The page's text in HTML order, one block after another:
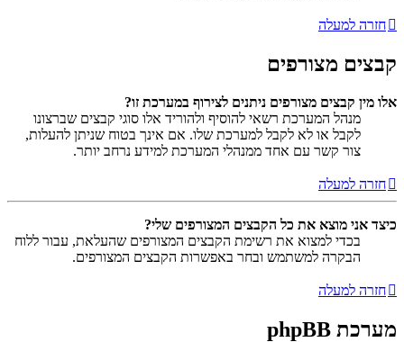
חזרה למעלה
קבצים מצורפים
אלו מין קבצים מצורפים ניתנים לצירוף במערכת זו?
מנהל המערכת רשאי להוסיף ולהוריד אלו סוגי קבצים שברצונו
לקבל או לא לקבל למערכת שלו. אם אינך בטוח שניתן להעלות,
צור קשר עם אחד ממנהלי המערכת למידע נרחב יותר.
חזרה למעלה
כיצד אני מוצא את כל הקבצים המצורפים שלי?
בכדי למצוא את רשימת הקבצים המצורפים שהעלאת, עבור ללוח
הבקרה למשתמש ובחר באפשרות הקבצים המצורפים.
חזרה למעלה
מערכת phpBB